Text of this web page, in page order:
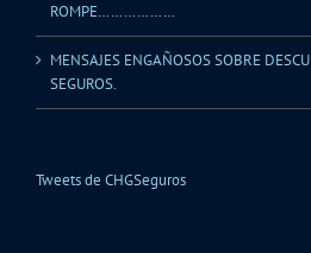
ROMPE………………
MENSAJES ENGAÑOSOS SOBRE
SEGUROS.
Tweets de CHGSeguros